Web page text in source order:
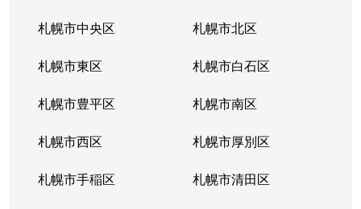
札幌市中央区 札幌市北区
札幌市東区 札幌市白石区
札幌市豊平区 札幌市南区
札幌市西区 札幌市厚別区
札幌市手稲区 札幌市清田区